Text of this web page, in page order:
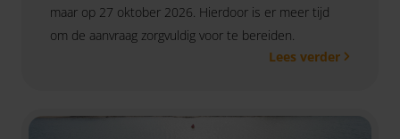
maar op 27 oktober 2026. Hierdoor is er meer tijd
om de aanvraag zorgvuldig voor te bereiden.
Lees verder